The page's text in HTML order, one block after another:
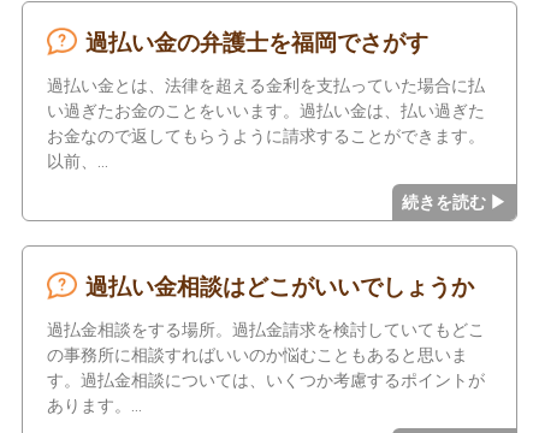
過払い金の弁護士を福岡でさがす
過払い金とは、法律を超える金利を支払っていた場合に払
い過ぎたお金のことをいいます。過払い金は、払い過ぎた
お金なので返してもらうように請求することができます。
以前、
過払い金相談はどこがいいでしょうか
過払金相談をする場所。過払金請求を検討していてもどこ
の事務所に相談すればいいのか悩むこともあると思いま
す。過払金相談については、いくつか考慮するポイントが
あります。